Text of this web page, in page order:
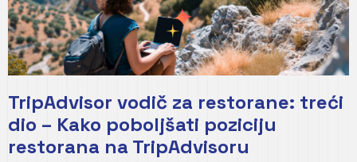
TripAdvisor vodič za restorane: treći
dio – Kako poboljšati poziciju
restorana na TripAdvisoru